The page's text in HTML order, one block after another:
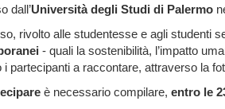
dall’Università degli Studi di Palermo
rivolto alle studentesse e agli studenti
- quali la sostenibilità, l’impatto
i partecipanti a raccontare, attraverso la
è necessario compilare, entro le